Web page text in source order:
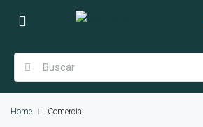
Home Comercial